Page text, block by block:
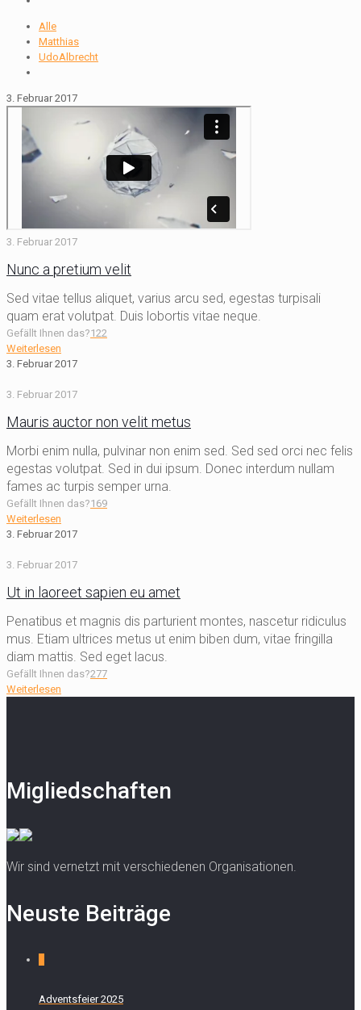
Alle
Matthias
UdoAlbrecht
3. Februar 2017
3. Februar 2017
Nunc a pretium velit
Sed vitae tellus aliquet, varius arcu sed, egestas turpisali
quam erat volutpat. Duis lobortis vitae neque.
Gefällt Ihnen das?122
Weiterlesen
3. Februar 2017
3. Februar 2017
Mauris auctor non velit metus
Morbi enim nulla, pulvinar non enim sed. Sed sed orci nec felis
egestas volutpat. Sed in dui ipsum. Donec interdum nullam
fames ac turpis semper urna.
Gefällt Ihnen das?169
Weiterlesen
3. Februar 2017
3. Februar 2017
Ut in laoreet sapien eu amet
Penatibus et magnis dis parturient montes, nascetur ridiculus
mus. Etiam ultrices metus ut enim biben dum, vitae fringilla
diam mattis. Sed eget lacus.
Gefällt Ihnen das?277
Weiterlesen
Migliedschaften
Wir sind vernetzt mit verschiedenen Organisationen.
Neuste Beiträge
Adventsfeier 2025